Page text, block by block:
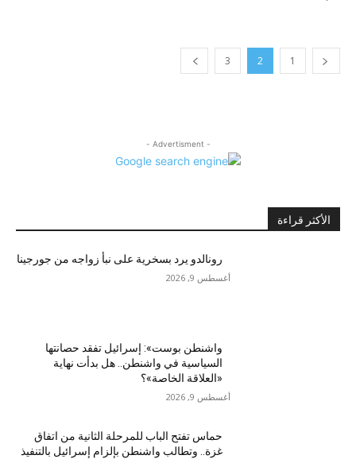
1
2
3
- Advertisment -
الأكثر قراءة
رونالدو يرد بسخرية على نبأ زواجه من جورجينا
أغسطس 9, 2026
واشنطن بوست»: إسرائيل تفقد حصانتها
السياسية في واشنطن.. هل بدأت نهاية
«العلاقة الخاصة»؟
أغسطس 9, 2026
حماس تفتح الباب للمرحلة الثانية من اتفاق
غزة.. وتطالب واشنطن بإلزام إسرائيل بالتنفيذ